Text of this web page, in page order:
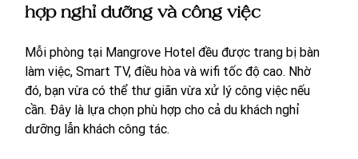
hợp nghỉ dưỡng và công việc
Mỗi phòng tại Mangrove Hotel đều được trang bị bàn
làm việc, Smart TV, điều hòa và wifi tốc độ cao. Nhờ
đó, bạn vừa có thể thư giãn vừa xử lý công việc nếu
cần. Đây là lựa chọn phù hợp cho cả du khách nghỉ
dưỡng lẫn khách công tác.